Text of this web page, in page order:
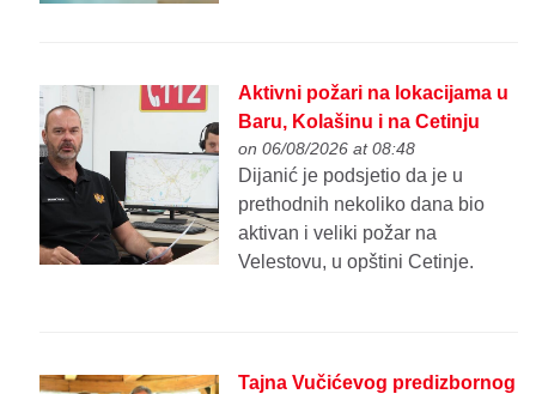
Aktivni požari na lokacijama u
Baru, Kolašinu i na Cetinju
on 06/08/2026 at 08:48
Dijanić je podsjetio da je u
prethodnih nekoliko dana bio
aktivan i veliki požar na
Velestovu, u opštini Cetinje.
Tajna Vučićevog predizbornog